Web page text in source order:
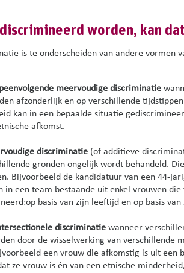
worden, kan
is te onderscheiden van andere
meervoudige discriminatie
afzonderlijk en op verschillende tijdstippen
kan in een bepaalde situatie
afkomst.
discriminatie (of additieve
gronden ongelijk wordt behandeld.
Bijvoorbeeld de kandidatuur van een 44-
in een team bestaande uit enkel vrouwen die
basis van zijn leeftijd en op basis van
discriminatiewanneer
door de wisselwerking van verschillende
een vrouw die afkomstig is uit
ze vrouw is én van een etnische